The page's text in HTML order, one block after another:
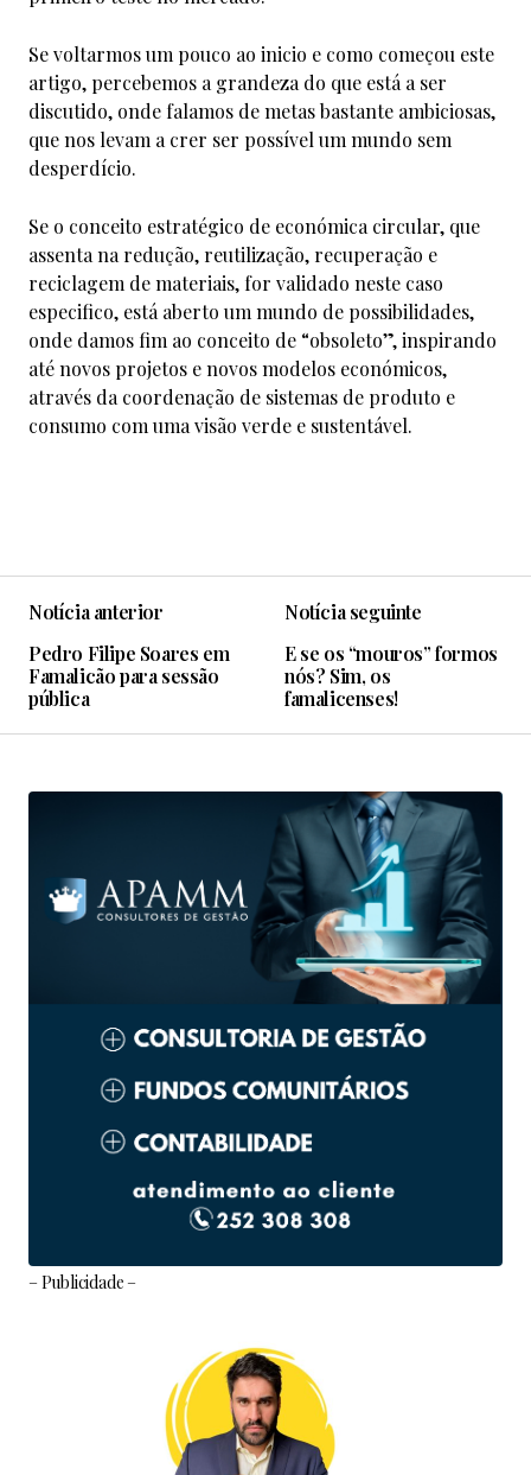
Se voltarmos um pouco ao inicio e como começou este
artigo, percebemos a grandeza do que está a ser
discutido, onde falamos de metas bastante ambiciosas,
que nos levam a crer ser possível um mundo sem
desperdício.
Se o conceito estratégico de económica circular, que
assenta na redução, reutilização, recuperação e
reciclagem de materiais, for validado neste caso
especifico, está aberto um mundo de possibilidades,
onde damos fim ao conceito de “obsoleto”, inspirando
até novos projetos e novos modelos económicos,
através da coordenação de sistemas de produto e
consumo com uma visão verde e sustentável.
Notícia anterior
Pedro Filipe Soares em
Famalicão para sessão
pública
Notícia seguinte
E se os “mouros” formos
nós? Sim, os
famalicenses!
– Publicidade –